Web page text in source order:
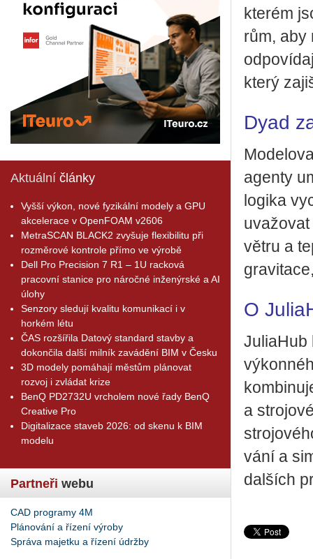
Aktuální články
Vyšší výkon, nové fyzikální modely a GPU
akcelerace v OpenFOAM v2606
MetraSCAN BLACK2 zvyšuje flexibilitu při
rozměrové kontrole přímo ve výrobě
Dell Pro Precision 7 R1 – 1U racková
pracovní stanice pro náročné inženýrské a AI
úlohy
Senzory sledují kvalitu komunikací i v
horkém létu
ČAS rozšířila Datový standard stavby a
dokončila další milník zavádění BIM v Česku
3D modely pomáhají městům plánovat
rozvoj i zvládat krize
BenQ PD2732U vrcholem nové řady BenQ
Creative Pro
Digitalizace staveb 2026: od skenu k BIM
modelu
Partneři webu
CAD programy 4M
Plánování a řízení výroby
Správa majetku a řízení údržby
kte­rém
rům, aby
který
Dyad
agen­ty
lo­gi­ka
větru a
O
Ju­li­a­Hub
a
vá­ní a
dal­ších